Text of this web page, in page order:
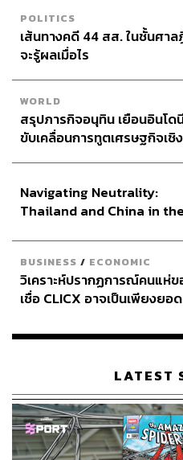
POLITICS
เส้นทางคดี 44 สส. ในชั้นศาล
จะรู้ผลเมื่อไร
WORLD
สรุปภารกิจอนุทิน เยือนอินโด
ขับเคลื่อนการทูตเศรษฐกิจเชิ
Navigating Neutrality:
Thailand and China in
BUSINESS / ECONOMIC
วิเคราะห์ปรากฏการณ์คนแห่
เชื่อ CLICX อาจเป็นเพียงยอด
เรือนไทยที่ถูกซุกไว้
LATEST